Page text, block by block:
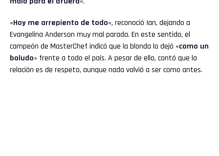
«Hoy me arrepiento de todo«, reconoció Ian, dejando a
Evangelina Anderson muy mal parada. En este sentido, el
campeón de MasterChef indicó que la blonda lo dejó «como un
boludo» frente a todo el país. A pesar de ello, contó que la
relación es de respeto, aunque nada volvió a ser como antes.